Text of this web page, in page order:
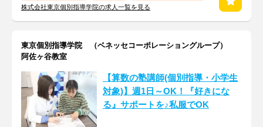
株式会社東京個別指導学院の求人一覧を見る
東京個別指導学院 （ベネッセコーポレーショングループ）
阿佐ヶ谷教室
【算数の塾講師(個別指導・小学生
対象)】週1日～OK！『好きにな
る』サポートを♪私服でOK